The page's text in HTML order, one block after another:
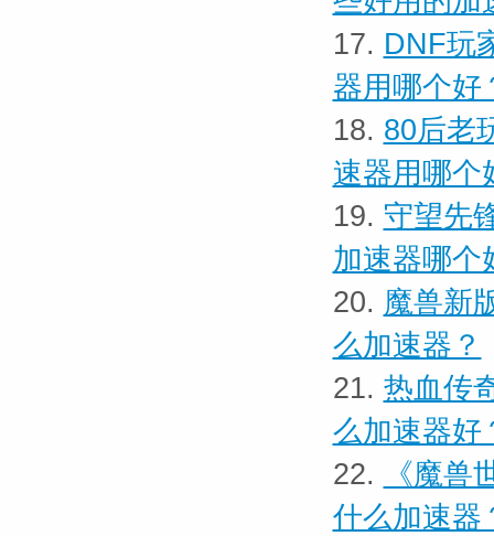
17. DNF玩
器用哪个好
18. 80后老
速器用哪个
19. 守望先
加速器哪个
20. 魔兽新
么加速器？
21. 热血传
么加速器好
22.
《魔
什么加速器